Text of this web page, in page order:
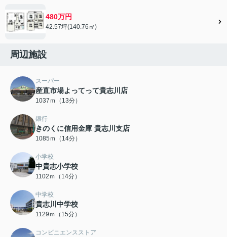
480万円
42.57坪(140.76㎡)
周辺施設
スーパー
産直市場よってって貴志川店
1037ｍ（13分）
銀行
きのくに信用金庫 貴志川支店
1085ｍ（14分）
小学校
中貴志小学校
1102ｍ（14分）
中学校
貴志川中学校
1129ｍ（15分）
コンビニエンスストア